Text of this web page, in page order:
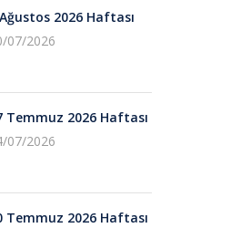
2026 Haftası
07/2026
Temmuz 2026 Haftası
07/2026
Temmuz 2026 Haftası